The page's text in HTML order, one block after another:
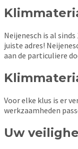
Neijenesch is al
juiste adres!
aan de particuliere
Voor elke klus is er
werkzaamheden
Uw